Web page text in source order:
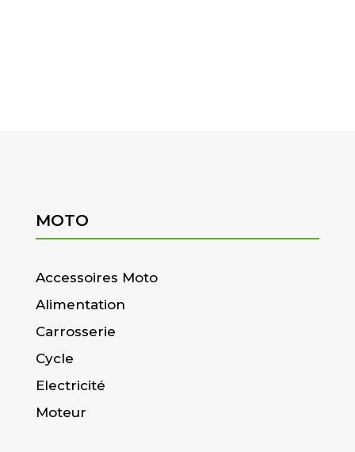
MOTO
Accessoires Moto
Alimentation
Carrosserie
Cycle
Electricité
Moteur